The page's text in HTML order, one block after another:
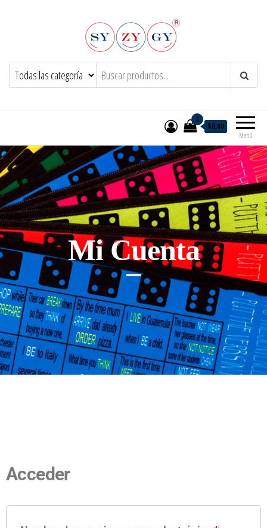
Syzygy.net.ar
Menú
0
$0,00
Mi Cuenta
Acceder